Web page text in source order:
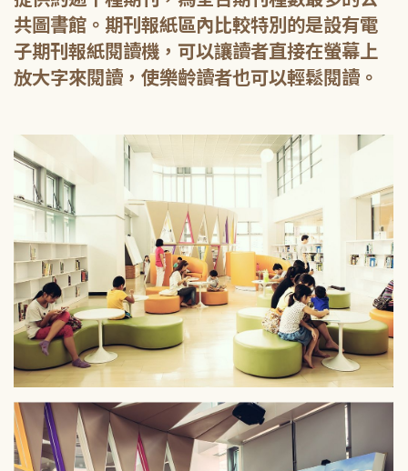
共圖書館。期刊報紙區內比較特別的是設有電
子期刊報紙閱讀機，可以讓讀者直接在螢幕上
放大字來閱讀，使樂齡讀者也可以輕鬆閱讀。